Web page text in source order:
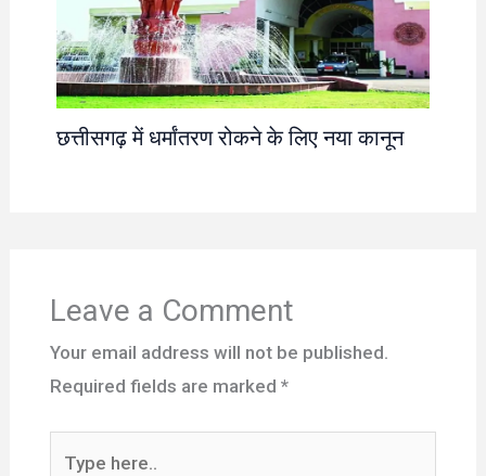
छत्तीसगढ़ में धर्मांतरण रोकने के लिए नया कानून
Leave a Comment
Your email address will not be published.
Required fields are marked *